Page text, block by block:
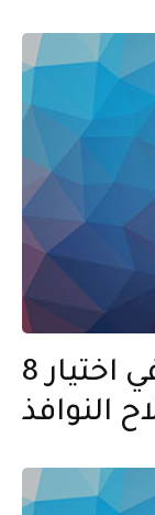
8 نصائح لمساعدتك في اختيار
النوافذ